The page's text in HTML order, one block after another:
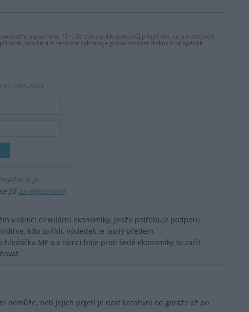
a postřehy. Tím, že zde publikujete svůj příspěvek, se ale zároveň
porušení si redakce vyhrazuje právo smazat diskusní příspěvěk
PO PŘIHLÁŠENÍ
si je.
již zaregistrovali.
v rámci cirkulární ekonomiky, jenže potřebuje podporu,
kdo to řídí, výsledek je jasný předem.
hledáčku MF a v rámci boje proti šedé ekonomiky to začít
nemůže, neb jejich pojetí je dost kreativní od garáže až po